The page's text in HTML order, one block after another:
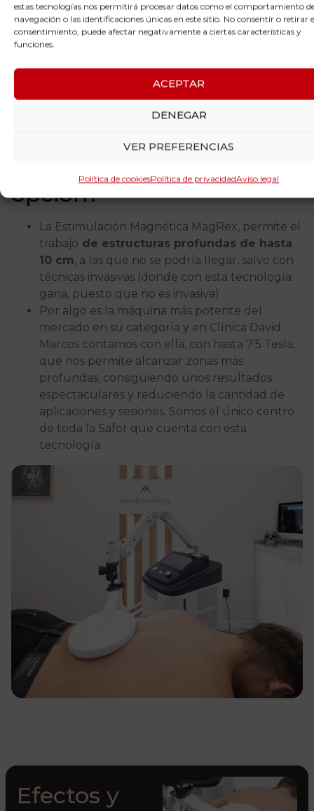
estas tecnologías nos permitirá procesar datos como el comportamiento
navegación o las identificaciones únicas en este sitio. No consentir o retirar
consentimiento, puede afectar negativamente a ciertas características y
funciones.
ACEPTAR
DENEGAR
VER PREFERENCIAS
Política de cookiesPolítica de privacidadAviso legal
pulsados de alta intensidad y tiene la capacidad de
inducir una corriente eléctrica al interior de nuestro
cuerpo. Con ello se consigue estimular los distintos
mejorar la función celular y regenerativa, así como
la muscular y producir una vasodilatación y un
opción?
La Estimulación Magnética MagRex, permite el
trabajo de estructuras profundas de hasta
10 cm, a las que no se podría llegar, salvo con
técnicas invasivas (donde con esta tecnología
gana, puesto que no es invasiva)
Por algo es la máquina más potente del
mercado en su categoría y en Clínica David
Marcos contamos con ella, con hasta 7’5 Tesla,
que nos permite alcanzar zonas más
profundas, consiguiendo unos resultados
espectaculares y reduciendo la cantidad de
aplicaciones y sesiones. Somos el único centro
de toda la Safor que cuenta con esta
tecnología.
Efectos y